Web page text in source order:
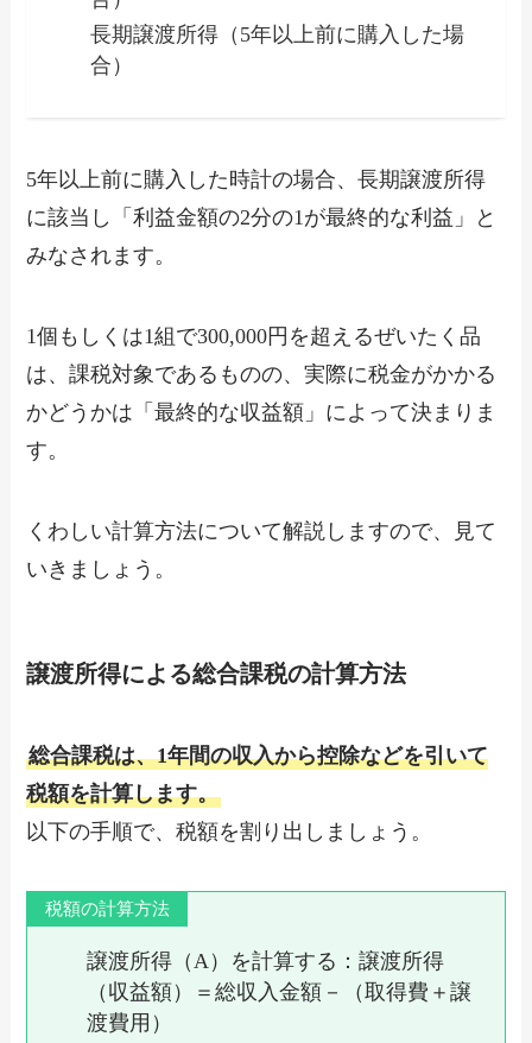
長期譲渡所得（5年以上前に購入した場
合）
5年以上前に購入した時計の場合、長期譲渡所得
に該当し「利益金額の2分の1が最終的な利益」と
みなされます。
1個もしくは1組で300,000円を超えるぜいたく品
は、課税対象であるものの、実際に税金がかかる
かどうかは「最終的な収益額」によって決まりま
す。
くわしい計算方法について解説しますので、見て
いきましょう。
譲渡所得による総合課税の計算方法
総合課税は、1年間の収入から控除などを引いて
税額を計算します。
以下の手順で、税額を割り出しましょう。
税額の計算方法
譲渡所得（A）を計算する：譲渡所得
（収益額）＝総収入金額－（取得費 ＋ 譲
渡費用 ）